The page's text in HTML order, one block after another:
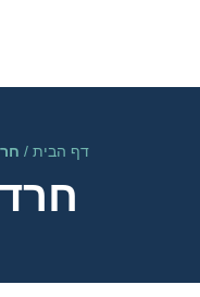
דף הבית /